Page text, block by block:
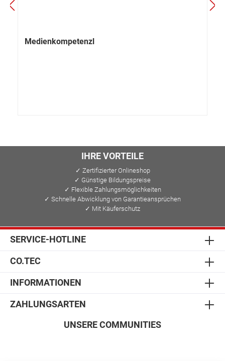
Medienkompetenzl
IHRE VORTEILE
✓ Zertifizierter Onlineshop
✓ Günstige Bildungspreise
✓ Flexible Zahlungsmöglichkeiten
✓ Schnelle Abwicklung von Garantieansprüchen
✓ Mit Käuferschutz
SERVICE-HOTLINE
CO.TEC
INFORMATIONEN
ZAHLUNGSARTEN
UNSERE COMMUNITIES